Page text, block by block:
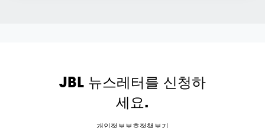
JBL 뉴스레터를 신청하
세요.
개인정보보호정책보기